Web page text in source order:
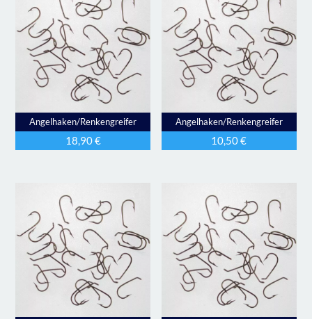
Angelhaken/Renkengreifer
18,90€
Angelhaken/Renkengreifer
10,50€